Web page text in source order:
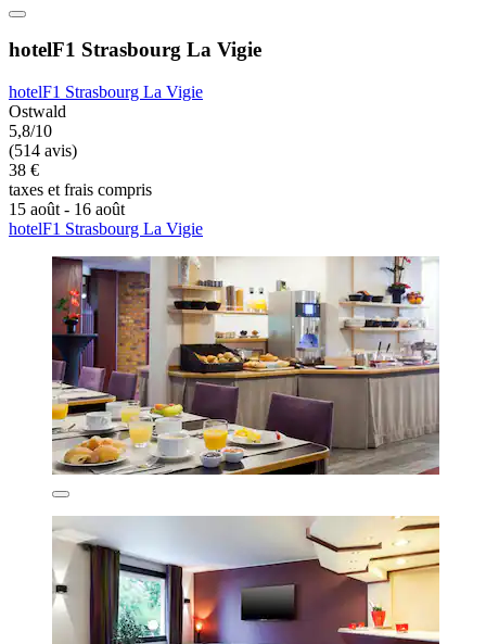
hotelF1 Strasbourg La Vigie
hotelF1 Strasbourg La Vigie
Ostwald
5,8/10
(514 avis)
38 €
taxes et frais compris
15 août - 16 août
hotelF1 Strasbourg La Vigie